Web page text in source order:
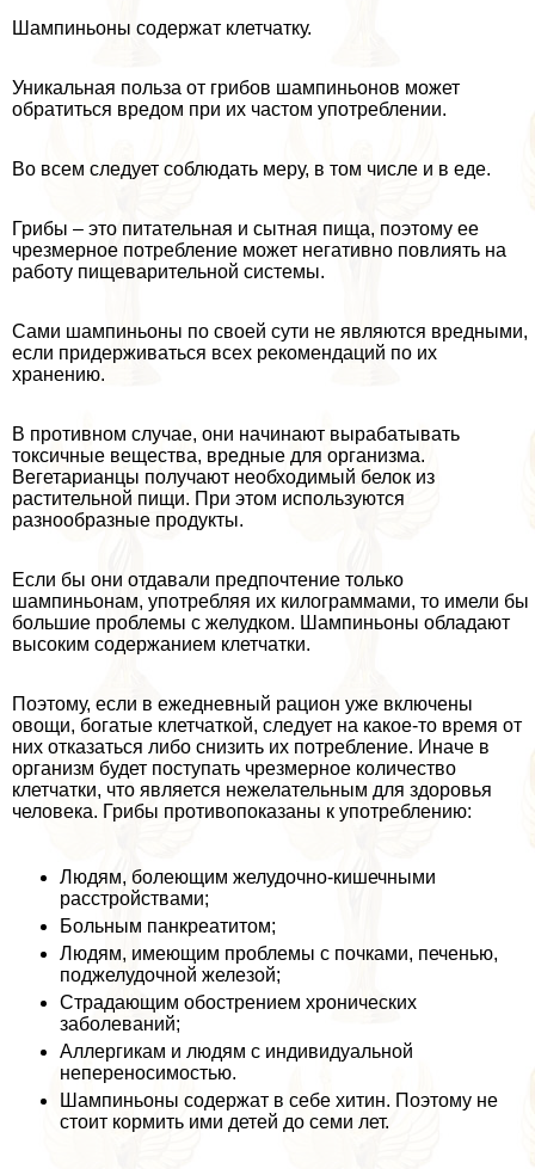
Шампиньоны содержат клетчатку.
Уникальная польза от грибов шампиньонов может
обратиться вредом при их частом употрeблении.
Во всем следует соблюдать меру, в том числе и в еде.
Грибы – это питательная и сытная пища, поэтому ее
чрезмерное потрeбление может негативно повлиять на
работу пищеварительной системы.
Сами шампиньоны по своей сути не являются вредными,
если придерживаться всех рекомендаций по их
хранению.
В противном случае, они начинают выpaбатывать
токсичные вещества, вредные для организма.
Вегетарианцы получают необходимый белок из
растительной пищи. При этом используются
разнообразные продукты.
Если бы они отдавали предпочтение только
шампиньонам, употрeбляя их килограммами, то имели бы
большие проблемы с желудком. Шампиньоны обладают
высоким содержанием клетчатки.
Поэтому, если в ежедневный рацион уже включены
овощи, богатые клетчаткой, следует на какое-то время от
них отказаться либо снизить их потрeбление. Иначе в
организм будет поступать чрезмерное количество
клетчатки, что является нежелательным для здоровья
человека. Грибы противопоказаны к употрeблению:
Людям, болеющим желудочно-кишечными
расстройствами;
Больным панкреатитом;
Людям, имеющим проблемы с почками, печенью,
поджелудочной железой;
Страдающим обострением хронических
заболеваний;
Аллергикам и людям с индивидуальной
непереносимостью.
Шампиньоны содержат в себе хитин. Поэтому не
стоит кормить ими детей до семи лет.